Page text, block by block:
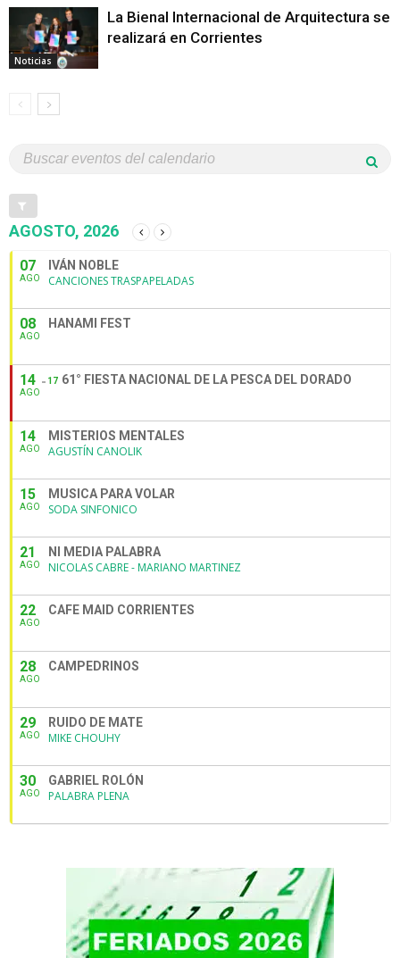
Noticias
La Bienal Internacional de Arquitectura se
realizará en Corrientes
AGOSTO, 2026
07
AGO
IVÁN NOBLE
CANCIONES TRASPAPELADAS
08
AGO
HANAMI FEST
14
AGO
17 61° FIESTA NACIONAL DE LA PESCA DEL DORADO
14
AGO
MISTERIOS MENTALES
AGUSTÍN CANOLIK
15
AGO
MUSICA PARA VOLAR
SODA SINFONICO
21
AGO
NI MEDIA PALABRA
NICOLAS CABRE - MARIANO MARTINEZ
22
AGO
CAFE MAID CORRIENTES
28
AGO
CAMPEDRINOS
29
AGO
RUIDO DE MATE
MIKE CHOUHY
30
AGO
GABRIEL ROLÓN
PALABRA PLENA